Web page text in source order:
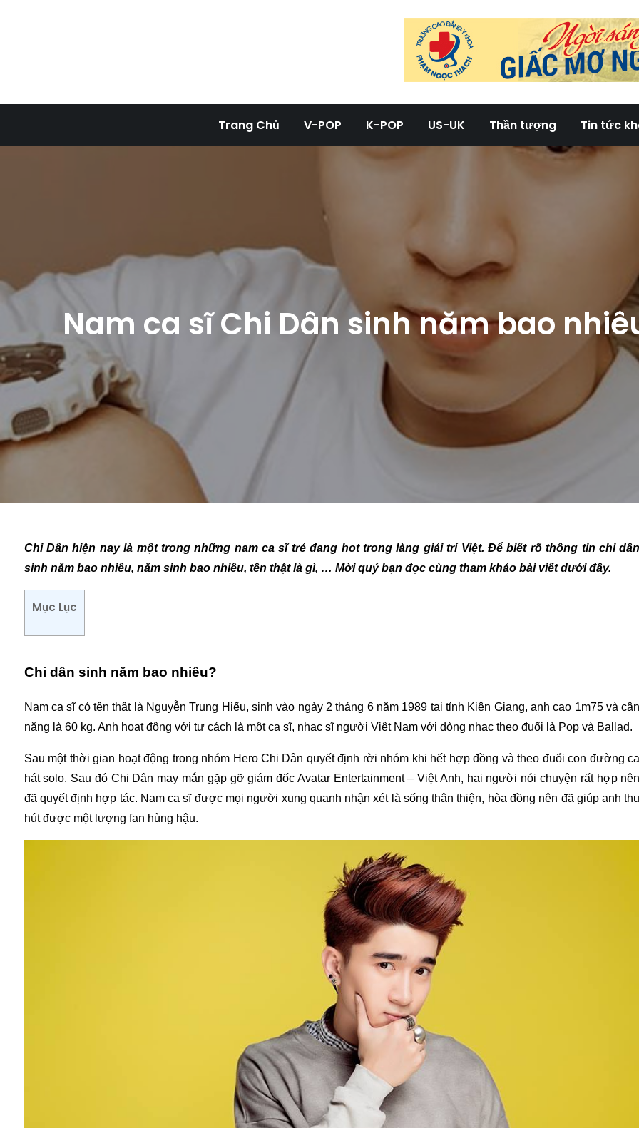
Trang tin tức âm nhạc tổng hợp
Trang Chủ V-POP K-POP US-UK Thần tượng Tin tức
Nam ca sĩ Chi Dân sinh năm bao
Chi Dân hiện nay là một trong những nam ca sĩ trẻ đang hot trong làng giải trí Việt. Để biết rõ thông tin chi dân
sinh năm bao nhiêu, năm sinh bao nhiêu, tên thật là gì, … Mời quý bạn đọc cùng tham khảo bài viết dưới đây.
Mục Lục
Chi dân sinh năm bao nhiêu?
Nam ca sĩ có tên thật là Nguyễn Trung Hiếu, sinh vào ngày 2 tháng 6 năm 1989 tại tỉnh Kiên Giang, anh cao 1m75 và cân
nặng là 60 kg. Anh hoạt động với tư cách là một ca sĩ, nhạc sĩ người Việt Nam với dòng nhạc theo đuổi là Pop và Ballad.
Sau một thời gian hoạt động trong nhóm Hero Chi Dân quyết định rời nhóm khi hết hợp đồng và theo đuổi con đường ca
hát solo. Sau đó Chi Dân may mắn gặp gỡ giám đốc Avatar Entertainment – Việt Anh, hai người nói chuyện rất hợp nên
đã quyết định hợp tác. Nam ca sĩ được mọi người xung quanh nhận xét là sống thân thiện, hòa đồng nên đã giúp anh thu
hút được một lượng fan hùng hậu.